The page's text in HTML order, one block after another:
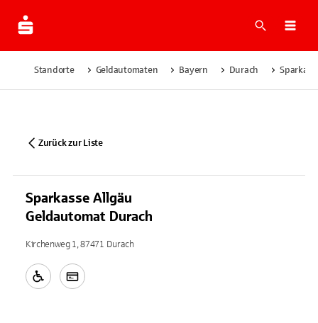
Suche
Standorte Geldautomaten Bayern Durach
Zurück zur Liste
Sparkasse Allgäu
Geldautomat Durach
Kirchenweg 1, 87471 Durach